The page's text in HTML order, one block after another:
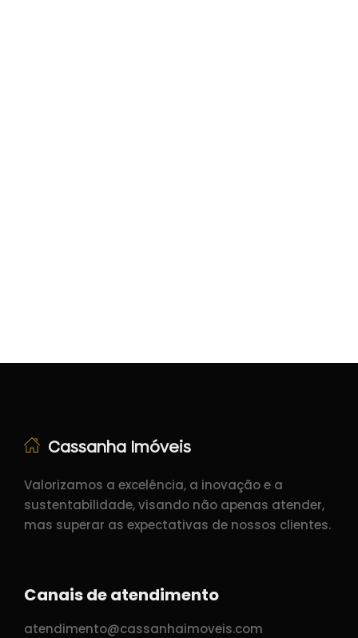
Cassanha Imóveis
Valorizamos a excelência, a inovação e a
sustentabilidade, visando não apenas atender,
mas superar as expectativas de nossos clientes.
Canais de atendimento
atendimento@cassanhaimoveis.com